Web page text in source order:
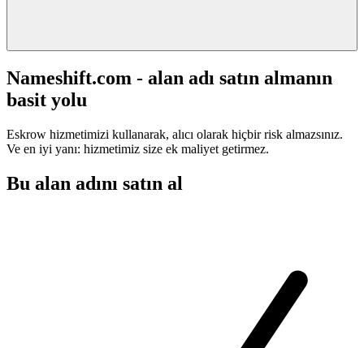
Nameshift.com - alan adı satın almanın
basit yolu
Eskrow hizmetimizi kullanarak, alıcı olarak hiçbir risk almazsınız.
Ve en iyi yanı: hizmetimiz size ek maliyet getirmez.
Bu alan adını satın al